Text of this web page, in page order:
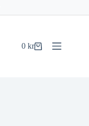
Handlekurv
0kr